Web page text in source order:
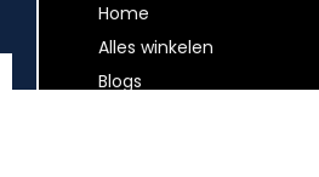
Home
Alles winkelen
Blogs